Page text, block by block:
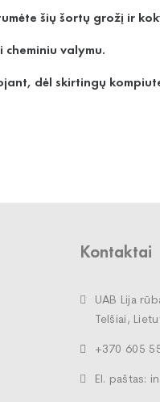
šių šortų grožį ir
valymu.
dėl skirtingų
Kontaktai
UAB Lija
Telšiai,
+370 605
El. paštas: